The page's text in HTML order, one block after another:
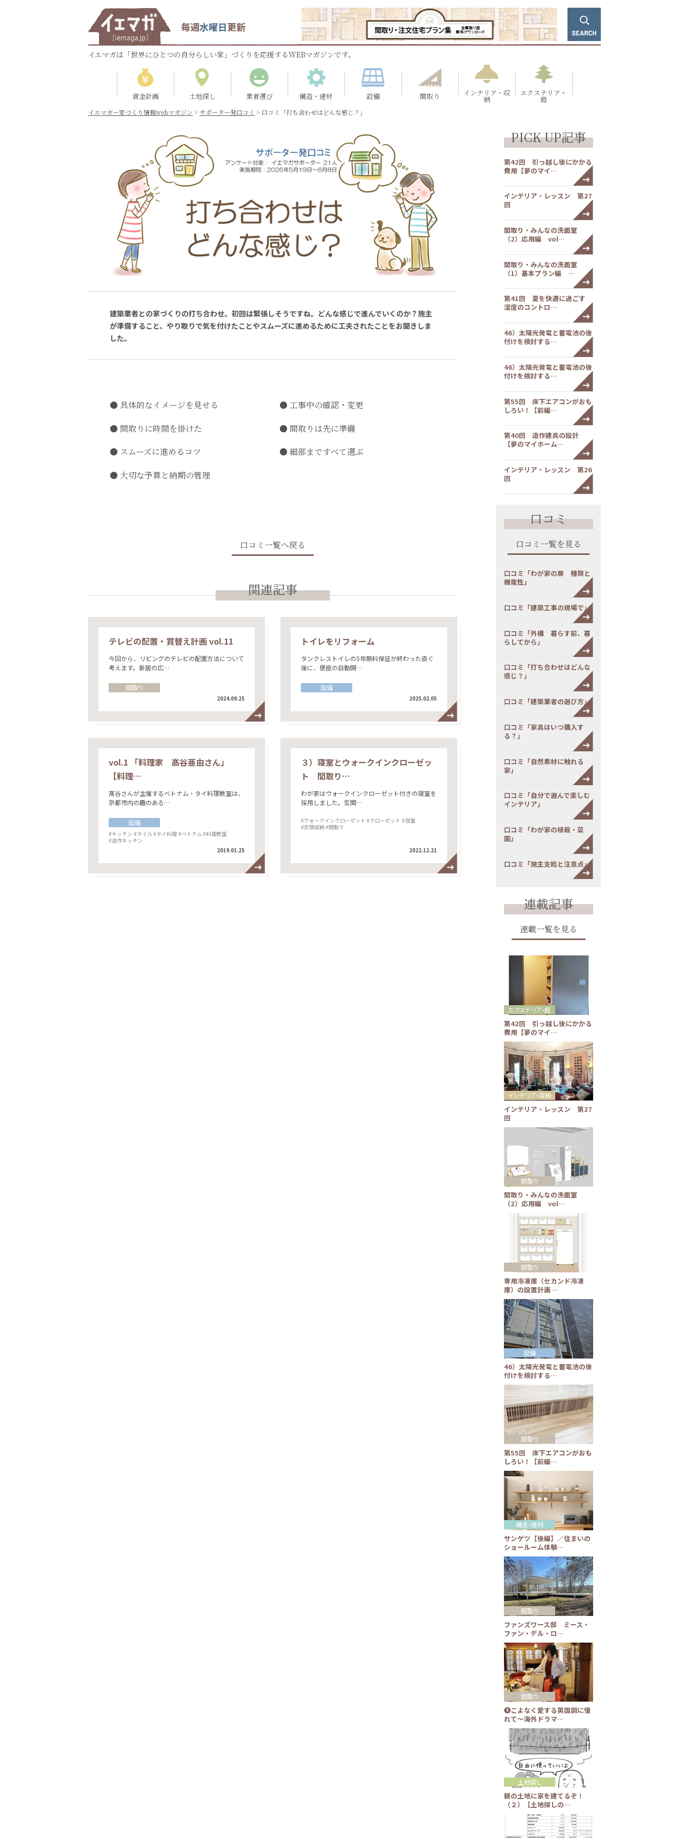
毎週水曜日更新
イエマガは「世界にひとつの自分らしい家」づくりを応援するWEBマガジンです。
資金計画 土地探し 業者選び 構造・建材 設備 間取り インテリア・収
納
エクステリア・
庭
イエマガー家づくり情報webマガジン > サポーター発口コミ > 口コミ「打ち合わせはどんな感じ？」
建築業者との家づくりの打ち合わせ。初回は緊張しそうですね。どんな感じで進んでいくのか？施主
が準備すること、やり取りで気を付けたことやスムーズに進めるために工夫されたことをお聞きしま
した。
具体的なイメージを見せる
工事中の確認・変更
間取りに時間を掛けた
間取りは先に準備
スムーズに進めるコツ
細部まですべて選ぶ
大切な予算と納期の管理
口コミ一覧へ戻る
関連記事
テレビの配置・買替え計画 vol.11
今回から、リビングのテレビの配置方法について
考えます。新居の広…
間取り
2024.09.25
トイレをリフォーム
タンクレストイレの5年無料保証が終わった直ぐ
後に、便座の自動開…
設備
2025.02.05
vol.1 「料理家 髙谷亜由さん」
【料理…
髙谷さんが主催するベトナム・タイ料理教室は、
京都市内の趣のある…
設備
#キッチン #タイル#タイ料理 #ベトナム #料理教室
#造作キッチン
2019.01.25
３）寝室とウォークインクローゼッ
ト 間取り…
わが家はウォークインクローゼット付きの寝室を
採用しました。玄関…
#ウォークインクローゼット #クローゼット #寝室
#衣類収納#間取り
2022.12.21
PICK UP記事
第42回 引っ越し後にかかる
費用【夢のマイ…
インテリア・レッスン 第27
回
間取り・みんなの洗面室
（2）応用編 vol…
間取り・みんなの洗面室
（1）基本プラン編 …
第41回 夏を快適に過ごす
湿度のコントロ…
46）太陽光発電と蓄電池の後
付けを検討する…
46）太陽光発電と蓄電池の後
付けを検討する…
第55回 床下エアコンがおも
しろい！【前編…
第40回 造作建具の設計
【夢のマイホーム…
インテリア・レッスン 第26
回
口コミ
口コミ一覧を見る
口コミ「わが家の扉 種類と
機能性」
口コミ「建築工事の現場で」
口コミ「外構 暮らす前、暮
らしてから」
口コミ「打ち合わせはどんな
感じ？」
口コミ「建築業者の選び方」
口コミ「家具はいつ購入す
る？」
口コミ「自然素材に触れる
家」
口コミ「自分で選んで楽しむ
インテリア」
口コミ「わが家の植栽・菜
園」
口コミ「施主支給と注意点」
連載記事
連載一覧を見る
第42回 引っ越し後にかかる
費用【夢のマイ…
エクステリア・庭
インテリア・レッスン 第27
回
インテリア・収納
間取り・みんなの洗面室
（2）応用編 vol…
間取り
専用冷凍庫（セカンド冷凍
庫）の設置計画 …
間取り
46）太陽光発電と蓄電池の後
付けを検討する…
設備
第55回 床下エアコンがおも
しろい！【前編…
間取り
サンゲツ【後編】／住まいの
ショールーム体験…
構造・建材
ファンズワース邸 ミース・
ファン・デル・ロ…
間取り
❶こよなく愛する英国調に憧
れて～海外ドラマ…
間取り
親の土地に家を建てるぞ！
（２）【土地探しの…
土地探し